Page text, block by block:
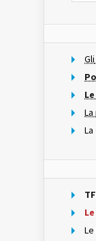
Gli
La
Le